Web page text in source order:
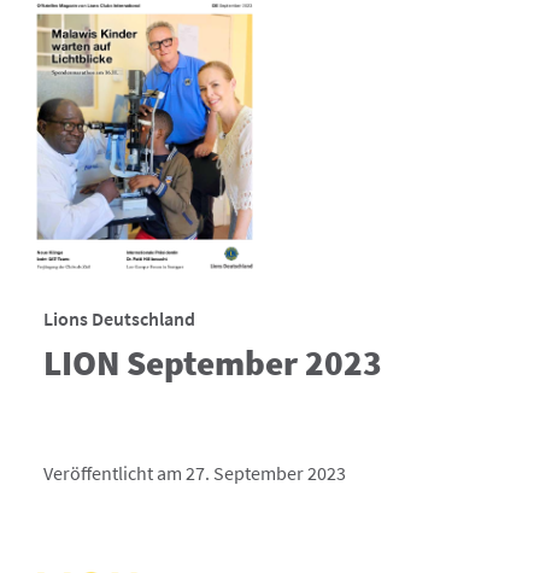
Lions Deutschland
LION September 2023
Veröffentlicht am 27. September 2023